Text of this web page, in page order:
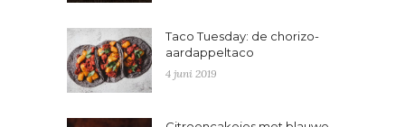
Taco Tuesday: de chorizo-
aardappeltaco
4 juni 2019